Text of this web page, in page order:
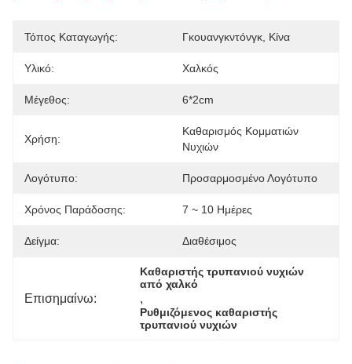
Τόπος Καταγωγής: Γκουανγκντόνγκ, Κίνα
Υλικό: Χαλκός
Μέγεθος: 6*2cm
Χρήση:
Καθαρισμός Κομματιών
Νυχιών
Λογότυπο: Προσαρμοσμένο Λογότυπο
Χρόνος Παράδοσης: 7 ~ 10 Ημέρες
Δείγμα: Διαθέσιμος
Επισημαίνω:
Καθαριστής τρυπανιού νυχιών
από χαλκό
,
Ρυθμιζόμενος καθαριστής
τρυπανιού νυχιών